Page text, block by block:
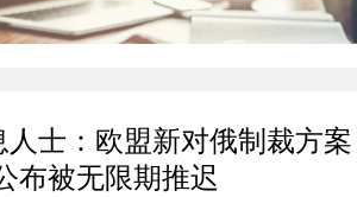
士：欧盟新对俄制裁方案
布被无限期推迟